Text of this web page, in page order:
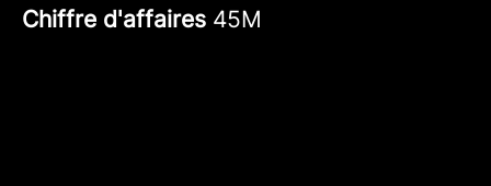
Chiffre d'affaires 45M